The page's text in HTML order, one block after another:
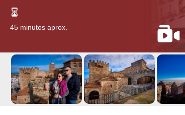
45 minutos aprox.